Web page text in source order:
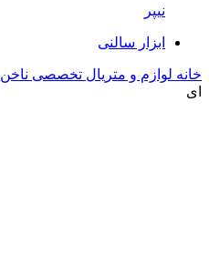
نیپر
ابزار سالنی
خانه لوازم و متریال تخصصی ناخن
ای